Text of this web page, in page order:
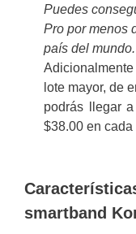
Puedes
Pro por menos
país del mundo.
lote mayor, de
podrás llegar
$38.00 en cada
smartband